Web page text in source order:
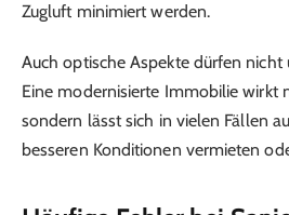
Zugluft minimiert werden.
Auch optische Aspekte dürfen
Eine modernisierte Immobilie wirkt
sondern lässt sich in vielen Fällen
besseren Konditionen vermieten